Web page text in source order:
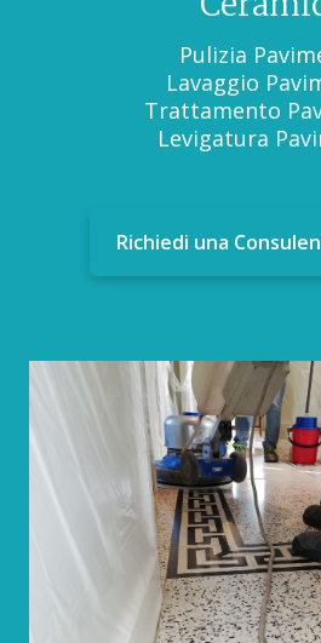
Pulizia
Lavaggio
Trattamento
Levigatura
Richiedi una